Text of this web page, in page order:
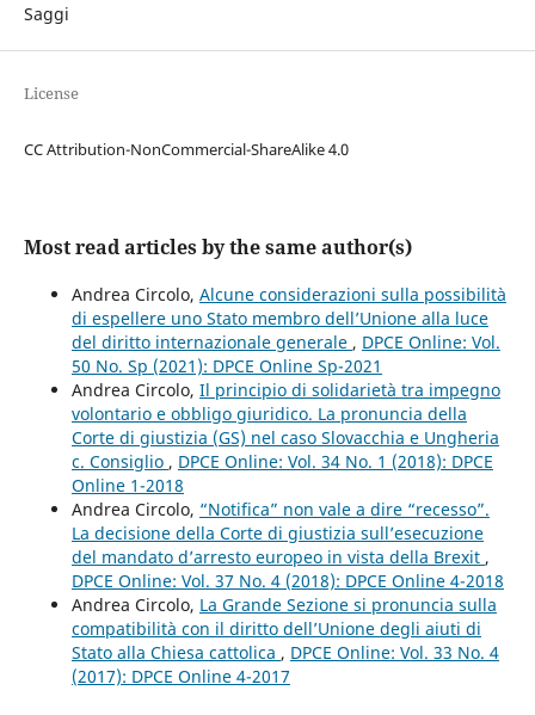
Saggi
License
CC Attribution-NonCommercial-ShareAlike 4.0
Most read articles by the same author(s)
Andrea Circolo, Alcune considerazioni sulla possibilità
di espellere uno Stato membro dell’Unione alla luce
del diritto internazionale generale , DPCE Online: Vol.
50 No. Sp (2021): DPCE Online Sp-2021
Andrea Circolo, Il principio di solidarietà tra impegno
volontario e obbligo giuridico. La pronuncia della
Corte di giustizia (GS) nel caso Slovacchia e Ungheria
c. Consiglio , DPCE Online: Vol. 34 No. 1 (2018): DPCE
Online 1-2018
Andrea Circolo, “Notifica” non vale a dire “recesso”.
La decisione della Corte di giustizia sull’esecuzione
del mandato d’arresto europeo in vista della Brexit ,
DPCE Online: Vol. 37 No. 4 (2018): DPCE Online 4-2018
Andrea Circolo, La Grande Sezione si pronuncia sulla
compatibilità con il diritto dell’Unione degli aiuti di
Stato alla Chiesa cattolica , DPCE Online: Vol. 33 No. 4
(2017): DPCE Online 4-2017